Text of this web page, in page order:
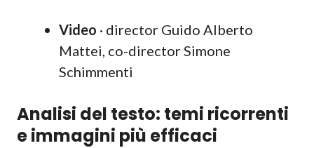
Video · director Guido Alberto
Mattei, co-director Simone
Schimmenti
Analisi del testo: temi ricorrenti
e immagini più efficaci